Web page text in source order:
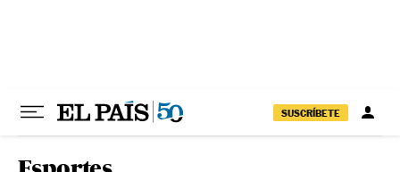
SUSCRÍBETE